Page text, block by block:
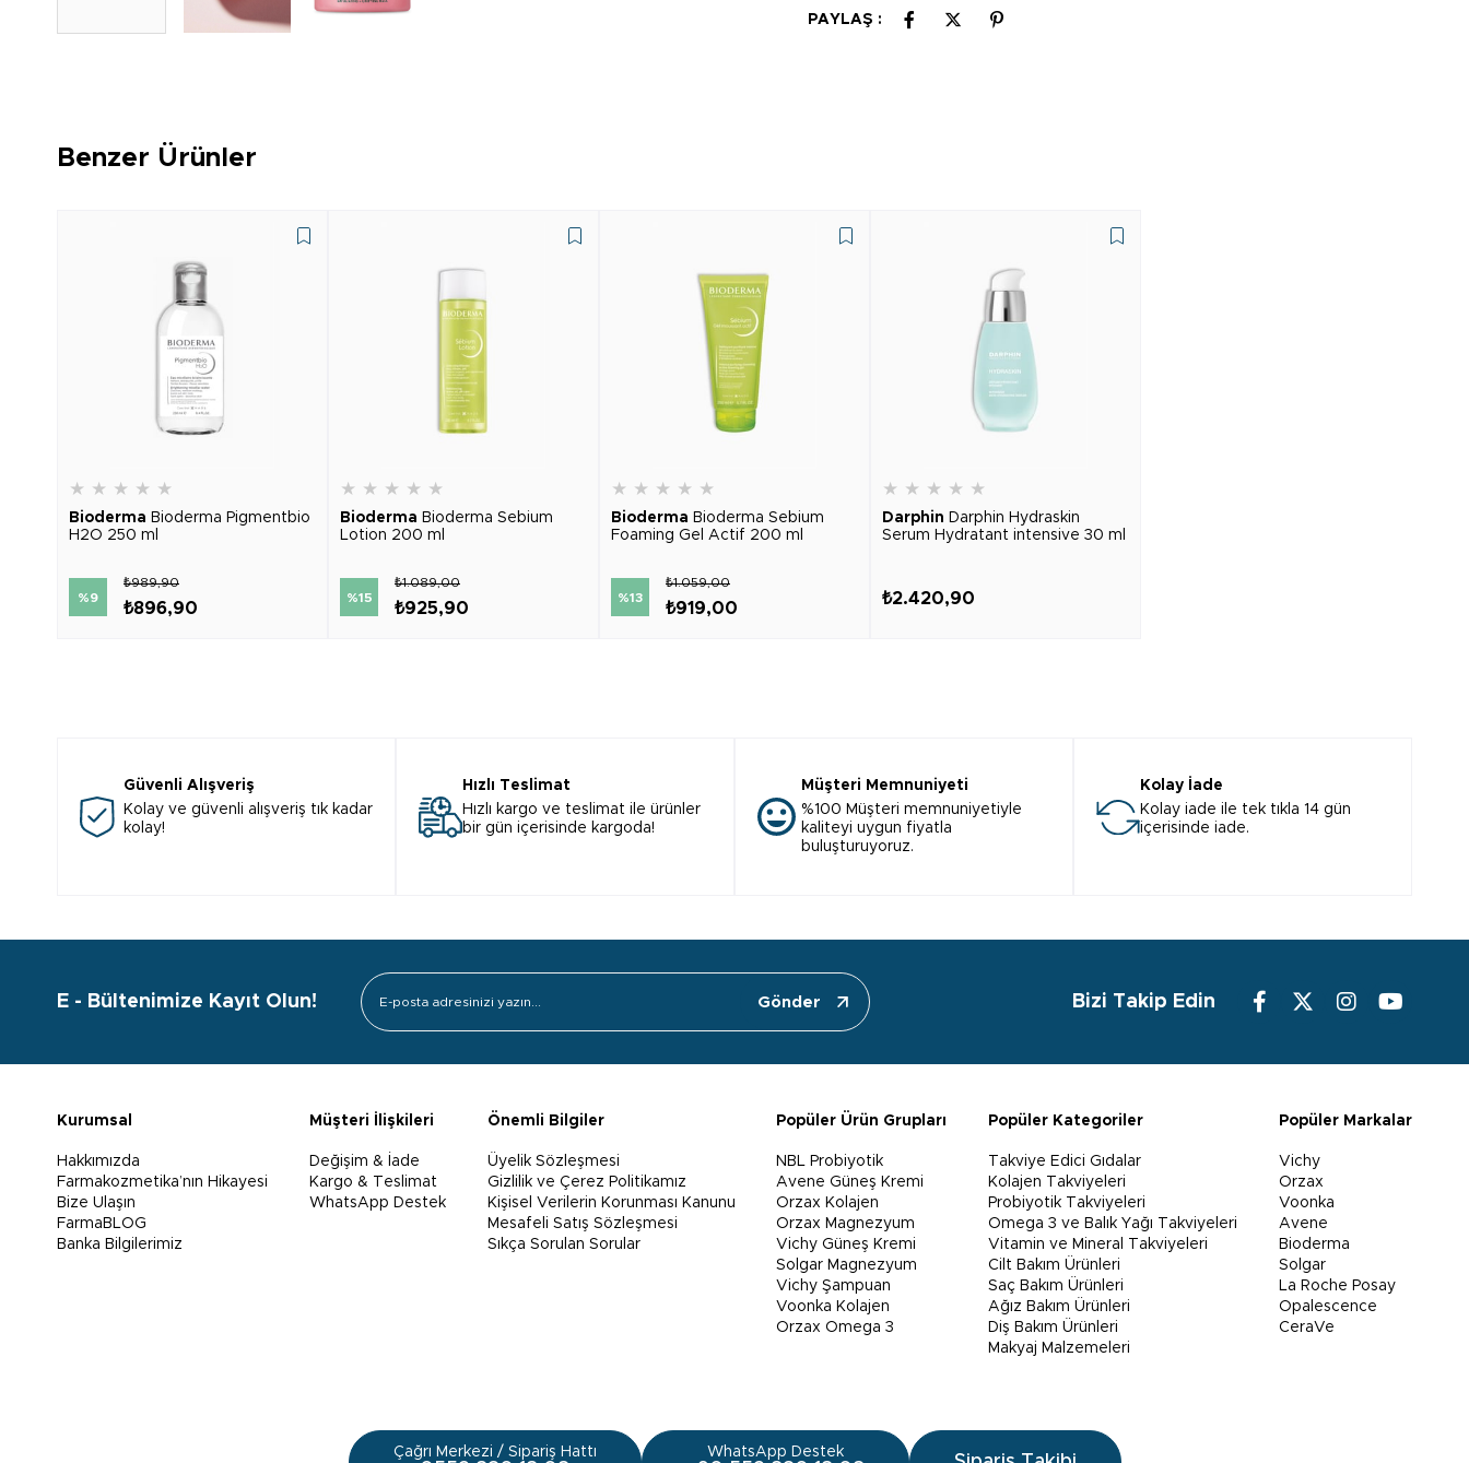
PAYLAŞ :
Benzer Ürünler
★ ★ ★ ★ ★
Bioderma Bioderma Pigmentbio
H2O 250 ml
%9
₺896,90
₺989,90
★ ★ ★ ★ ★
Bioderma Bioderma Sebium
Lotion 200 ml
%15
₺925,90
₺1.089,00
★ ★ ★ ★ ★
Bioderma Bioderma Sebium
Foaming Gel Actif 200 ml
%13
₺919,00
₺1.059,00
★ ★ ★ ★ ★
Darphin Darphin Hydraskin
Serum Hydratant intensive 30 ml
₺2.420,90
Güvenli Alışveriş
Kolay ve güvenli alışveriş tık kadar
kolay!
Hızlı Teslimat
Hızlı kargo ve teslimat ile ürünler
bir gün içerisinde kargoda!
Müşteri Memnuniyeti
%100 Müşteri memnuniyetiyle
kaliteyi uygun fiyatla
buluşturuyoruz.
Kolay İade
Kolay iade ile tek tıkla 14 gün
içerisinde iade.
E - Bültenimize Kayıt Olun! Gönder Bizi Takip Edin
Kurumsal
Hakkımızda
Farmakozmetika’nın Hikayesi
Bize Ulaşın
FarmaBLOG
Banka Bilgilerimiz
Müşteri İlişkileri
Değişim & İade
Kargo & Teslimat
WhatsApp Destek
Önemli Bilgiler
Üyelik Sözleşmesi
Gizlilik ve Çerez Politikamız
Kişisel Verilerin Korunması Kanunu
Mesafeli Satış Sözleşmesi
Sıkça Sorulan Sorular
Popüler Ürün Grupları
NBL Probiyotik
Avene Güneş Kremi
Orzax Kolajen
Orzax Magnezyum
Vichy Güneş Kremi
Solgar Magnezyum
Vichy Şampuan
Voonka Kolajen
Orzax Omega 3
Popüler Kategoriler
Takviye Edici Gıdalar
Kolajen Takviyeleri
Probiyotik Takviyeleri
Omega 3 ve Balık Yağı Takviyeleri
Vitamin ve Mineral Takviyeleri
Cilt Bakım Ürünleri
Saç Bakım Ürünleri
Ağız Bakım Ürünleri
Diş Bakım Ürünleri
Makyaj Malzemeleri
Popüler Markalar
Vichy
Orzax
Voonka
Avene
Bioderma
Solgar
La Roche Posay
Opalescence
CeraVe
Çağrı Merkezi / Sipariş Hattı WhatsApp Destek